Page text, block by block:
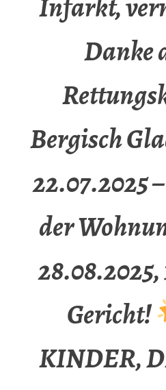
Danke
Bergisch
22.07.2025
der
28.08.2025,
Gericht!
KINDER,